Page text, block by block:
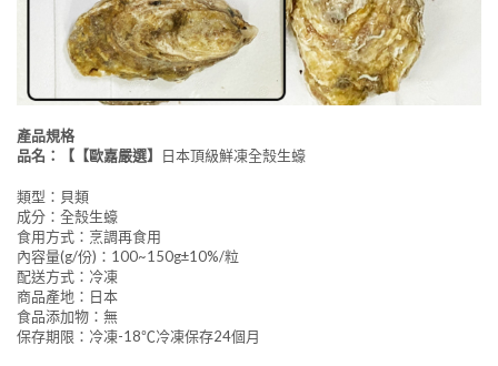
產品規格
品名：【【歐嘉嚴選】
日本頂級鮮凍全殼生蠔
類型：貝類
成分：全殼生蠔
食用方式：烹調再食用
內容量(g/份)：100~150g±10%/粒
配送方式：冷凍
商品產地：日本
食品添加物：無
保存期限：冷凍-18℃冷凍保存24個月